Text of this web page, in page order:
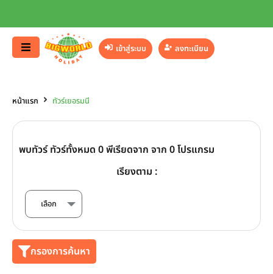
เข้าสู่ระบบ ลงทะเบียน
หน้าแรก ทัวร์เยอรมนี
พบทัวร์ ทัวร์ทั้งหมด 0 พีเรียดจาก จาก 0 โปรแกรม
เรียงตาม :
กรองการค้นหา